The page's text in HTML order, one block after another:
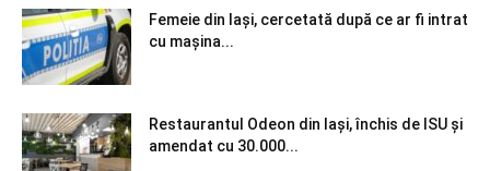
Femeie din Iași, cercetată după ce ar fi intrat
cu mașina...
Restaurantul Odeon din Iași, închis de ISU și
amendat cu 30.000...